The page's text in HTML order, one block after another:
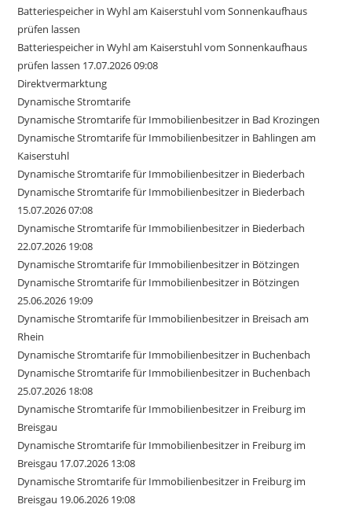
Batteriespeicher in Wyhl am Kaiserstuhl vom Sonnenkaufhaus
prüfen lassen
Batteriespeicher in Wyhl am Kaiserstuhl vom Sonnenkaufhaus
prüfen lassen 17.07.2026 09:08
Direktvermarktung
Dynamische Stromtarife
Dynamische Stromtarife für Immobilienbesitzer in Bad Krozingen
Dynamische Stromtarife für Immobilienbesitzer in Bahlingen am
Kaiserstuhl
Dynamische Stromtarife für Immobilienbesitzer in Biederbach
Dynamische Stromtarife für Immobilienbesitzer in Biederbach
15.07.2026 07:08
Dynamische Stromtarife für Immobilienbesitzer in Biederbach
22.07.2026 19:08
Dynamische Stromtarife für Immobilienbesitzer in Bötzingen
Dynamische Stromtarife für Immobilienbesitzer in Bötzingen
25.06.2026 19:09
Dynamische Stromtarife für Immobilienbesitzer in Breisach am
Rhein
Dynamische Stromtarife für Immobilienbesitzer in Buchenbach
Dynamische Stromtarife für Immobilienbesitzer in Buchenbach
25.07.2026 18:08
Dynamische Stromtarife für Immobilienbesitzer in Freiburg im
Breisgau
Dynamische Stromtarife für Immobilienbesitzer in Freiburg im
Breisgau 17.07.2026 13:08
Dynamische Stromtarife für Immobilienbesitzer in Freiburg im
Breisgau 19.06.2026 19:08